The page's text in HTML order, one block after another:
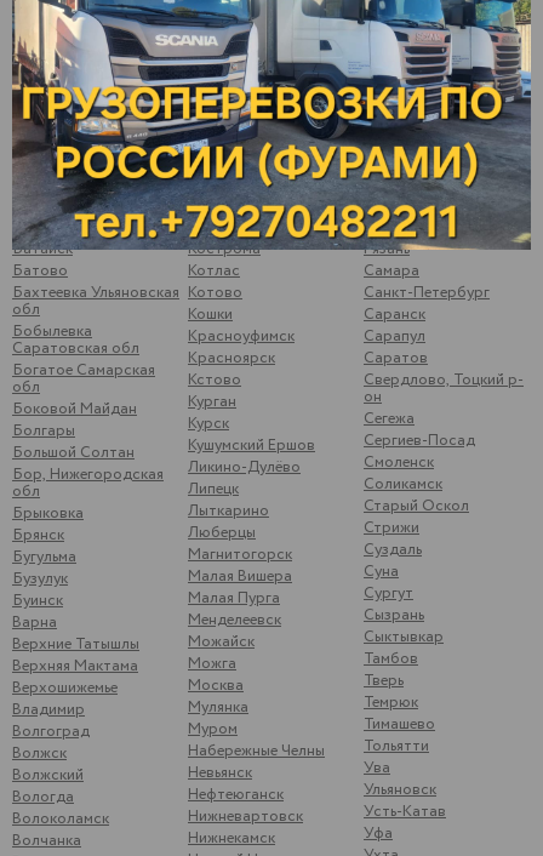
Арзамас
Арск
Арти
Архангельск
Аша
Бавлы
Бакуры
Балаково
Балахна
Балезино
Балтаси
Батайск
Батово
Бахтеевка Ульяновская
обл
Бобылевка
Саратовская обл
Богатое Самарская
обл
Боковой Майдан
Болгары
Большой Солтан
Бор, Нижегородская
обл
Брыковка
Брянск
Бугульма
Бузулук
Буинск
Варна
Верхние Татышлы
Верхняя Мактама
Верхошижемье
Владимир
Волгоград
Волжск
Волжский
Вологда
Волоколамск
Волчанка
Казань
Калининск
Калуга
Камышлов
Катайск
Кемь
Киржач
Киров
Кирово-Чепецк
Ковров
Королев
Кострома
Котлас
Котово
Кошки
Красноуфимск
Красноярск
Кстово
Курган
Курск
Кушумский Ершов
Ликино-Дулёво
Липецк
Лыткарино
Люберцы
Магнитогорск
Малая Вишера
Малая Пурга
Менделеевск
Можайск
Можга
Москва
Мулянка
Муром
Набережные Челны
Невьянск
Нефтеюганск
Нижневартовск
Нижнекамск
Подосинки
Подымалово
Покачи
Полевской
Почеп
Починки
Псков
Пугачев
Ромоданово
Рыбинск
Рыбная Слобода
Рязань
Самара
Санкт-Петербург
Саранск
Сарапул
Саратов
Свердлово, Тоцкий р-
он
Сегежа
Сергиев-Посад
Смоленск
Соликамск
Старый Оскол
Стрижи
Суздаль
Суна
Сургут
Сызрань
Сыктывкар
Тамбов
Тверь
Темрюк
Тимашево
Тольятти
Ува
Ульяновск
Усть-Катав
Уфа